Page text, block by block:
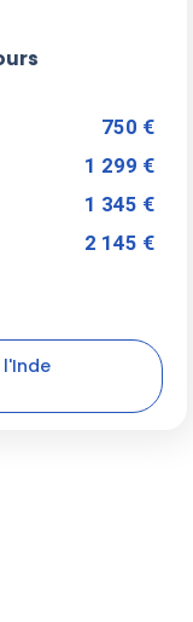
750 €
1 299 €
1 345 €
2 145 €